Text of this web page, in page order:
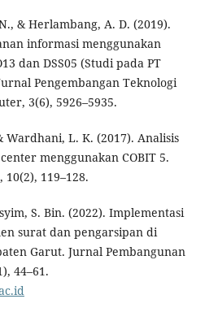
& Herlambang, A. D. (2019).
informasi menggunakan
dan DSS05 (Studi pada PT
Pengembangan Teknologi
3(6), 5926–5935.
L. K. (2017). Analisis
menggunakan COBIT 5.
119–128.
S. Bin. (2022). Implementasi
surat dan pengarsipan di
Garut. Jurnal Pembangunan
44–61.